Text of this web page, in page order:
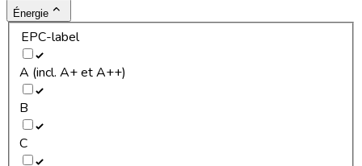
Énergie
EPC-label
A (incl. A+ et A++)
B
C